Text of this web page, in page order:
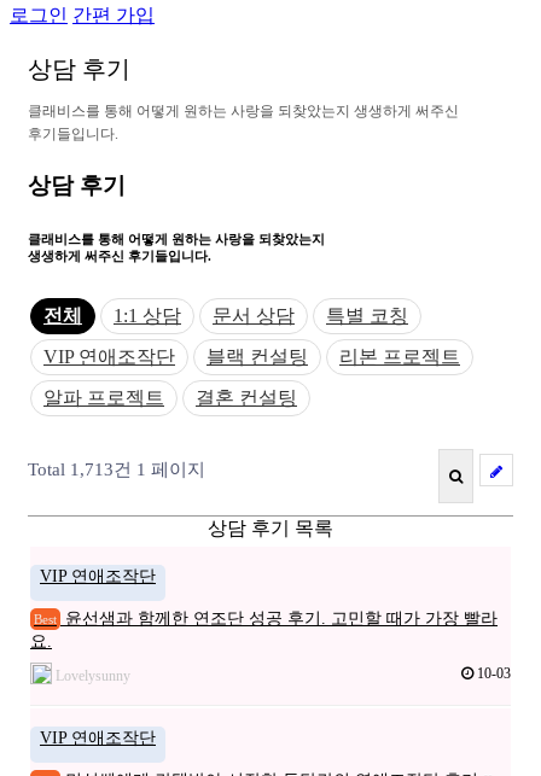
로그인 간편 가입
상담 후기
클래비 스를 통해 어 떻게 원하는 사랑을 되 찾았는지 생생하게 써 주신
후기 들입 니 다.
상담 후기
클래비스를 통해 어떻게 원하는 사랑을 되찾았는지
생생하게 써주신 후기들입니다.
전체 1:1 상담 문서 상담
특별 코칭
VIP 연애조작단
블랙 컨설팅
리본 프로젝트
알파 프로젝트
결혼 컨설팅
Total 1,713건 1 페이지
상담 후기 목록
VIP 연애조작단
Best
윤선샘과 함께한 연조단 성공 후기. 고민할 때가 가장 빨라
요.
Lovelysunny 10-03
VIP 연애조작단